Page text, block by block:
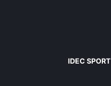
IDEC SPORT